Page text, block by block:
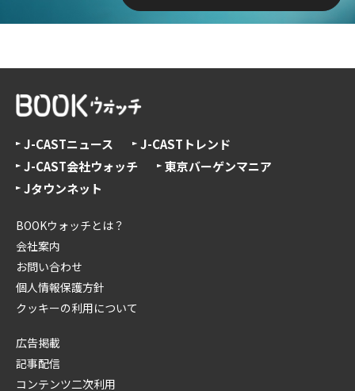
J-CASTニュース
J-CASTトレンド
J-CAST会社ウォッチ
東京バーゲンマニア
Jタウンネット
BOOKウォッチとは？
会社案内
お問い合わせ
個人情報保護方針
クッキーの利用について
広告掲載
記事配信
コンテンツ二次利用